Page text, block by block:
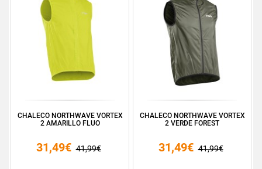
CHALECO NORTHWAVE VORTEX
2 AMARILLO FLUO
31,49€ 41,99€
CHALECO NORTHWAVE VORTEX
2 VERDE FOREST
31,49€ 41,99€